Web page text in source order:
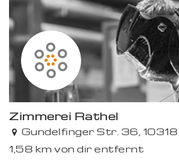
Zimmerei Räthel
Gundelfinger Str. 36,
1,58 km von dir entfernt